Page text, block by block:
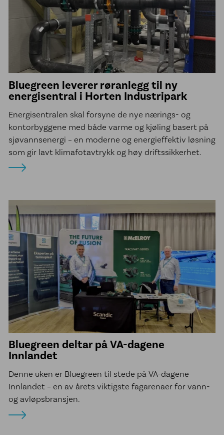
Bluegreen leverer røranlegg til ny
energisentral i Horten Industripark
Energisentralen skal forsyne de nye nærings- og
kontorbyggene med både varme og kjøling basert på
sjøvannsenergi – en moderne og energieffektiv løsning
som gir lavt klimafotavtrykk og høy driftssikkerhet.
Bluegreen deltar på VA-dagene
Innlandet
Denne uken er Bluegreen til stede på VA-dagene
Innlandet – en av årets viktigste fagarenaer for vann-
og avløpsbransjen.